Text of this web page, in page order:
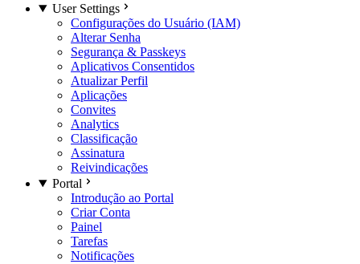
User Settings
Configurações do Usuário (IAM)
Alterar Senha
Segurança & Passkeys
Aplicativos Consentidos
Atualizar Perfil
Aplicações
Convites
Analytics
Classificação
Assinatura
Reivindicações
Portal
Introdução ao Portal
Criar Conta
Painel
Tarefas
Notificações